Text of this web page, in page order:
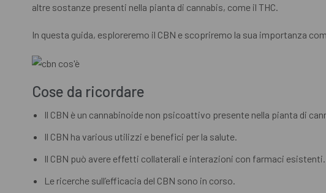
altre sostanze presenti nella pianta di cannabis, come il THC.
In questa guida, esploreremo il CBN e scopriremo la sua importanza
Cose da ricordare
Il CBN è un cannabinoide non psicoattivo presente nella pianta di
Il CBN ha various utilizzi e benefici per la salute.
Il CBN può avere effetti collaterali e interazioni con farmaci esistenti.
Le ricerche sull’efficacia del CBN sono in corso.